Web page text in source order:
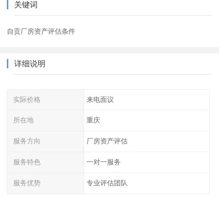
关键词
自贡厂房资产评估条件
详细说明
实际价格 来电面议
所在地 重庆
服务方向 厂房资产评估
服务特色 一对一服务
服务优势 专业评估团队